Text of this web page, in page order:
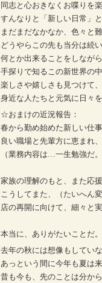
同志と心おきなくお喋りを
すんなりと「新しい日常」
まだまだなかなか、色々と
どうやらこの先も当分は続
何とか出来ることをしながら
手探りで知るこの新世界の中
楽しさや嬉しさも見つけて
身近な人たちと元気に日々
☆おまけの近況報告：
春から勤め始めた新しい仕
良い職場と先輩方に恵まれ
（業務内容は…一生勉強だ
家族の理解のもと、また応
こうしてまた、（たいへん
店の再開に向けて、細々と
本当に、ありがたいことだ
去年の秋には想像もしてい
あっという間に今年も夏は
昔も今も、先のことは分か